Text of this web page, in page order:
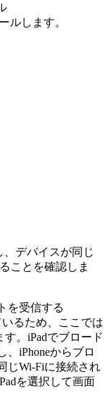
ルします。
、デバイスが同じ
ことを確認しま
を受信する
るため、ここでは
。iPadでブロード
iPhoneからブロ
じWi-Fiに接続され
を選択して画面